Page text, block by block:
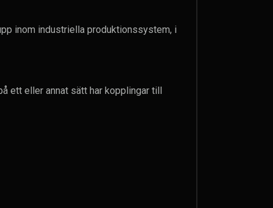
inom industriella produktionssystem, i
ett eller annat sätt har kopplingar till